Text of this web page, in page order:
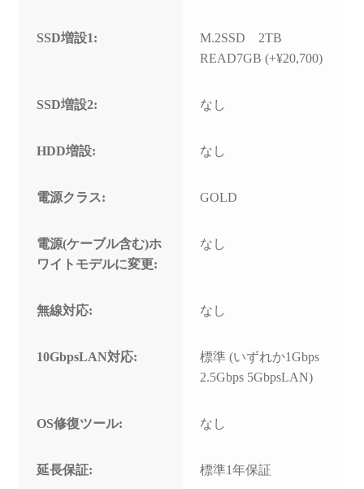
SSD増設1:
M.2SSD 2TB
READ7GB (+¥20,700)
SSD増設2: なし
HDD増設: なし
電源クラス: GOLD
電源(ケーブル含む)ホ
ワイトモデルに変更:
なし
無線対応: なし
10GbpsLAN対応:
標準 (いずれか1Gbps
2.5Gbps 5GbpsLAN)
OS修復ツール: なし
延長保証: 標準1年保証